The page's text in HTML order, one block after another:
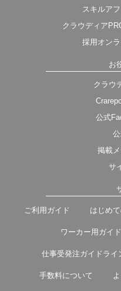
スキルア
クラウディア
採用オン
お
クラウ
公式
掲載
サ
ご利用ガイド はじめ
ワーカー用ガイド
仕事受発注ガイドライ
手数料について